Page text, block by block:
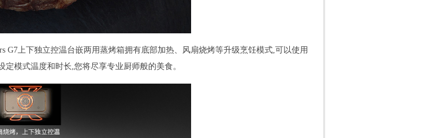
G7上下独立控温台嵌两用蒸烤箱拥有底部加热、风扇烧烤等升级烹饪模式,可以使用
模式温度和时长,您将尽享专业厨师般的美食。